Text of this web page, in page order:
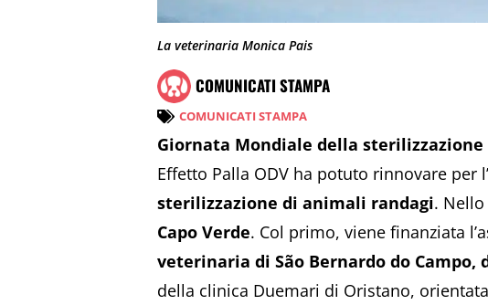
La veterinaria Monica Pais
COMUNICATI STAMPA
COMUNICATI STAMPA
Giornata Mondiale della
Effetto Palla ODV ha potuto rinnovare per
sterilizzazione di animali randagi.
Capo Verde. Col primo, viene finanziata
veterinaria di São Bernardo do
della clinica Duemari di Oristano,